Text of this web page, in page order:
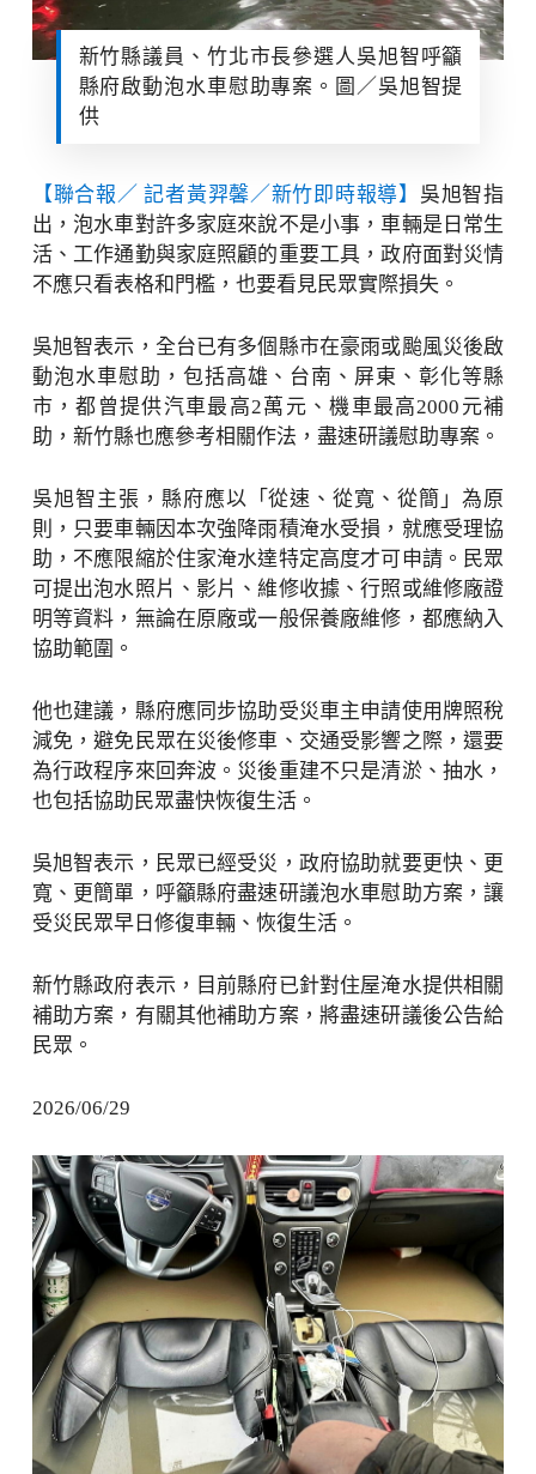
新竹縣議員、竹北市長參選人吳旭智呼籲
縣府啟動泡水車慰助專案。圖／吳旭智提
供
【聯合報／ 記者黃羿馨／新竹即時報導】 吳旭智指
出，泡水車對許多家庭來說不是小事，車輛是日常生
活、工作通勤與家庭照顧的重要工具，政府面對災情
不應只看表格和門檻，也要看見民眾實際損失。
吳旭智表示，全台已有多個縣市在豪雨或颱風災後啟
動泡水車慰助，包括高雄、台南、屏東、彰化等縣
市，都曾提供汽車最高2萬元、機車最高2000元補
助，新竹縣也應參考相關作法，盡速研議慰助專案。
吳旭智主張，縣府應以「從速、從寬、從簡」為原
則，只要車輛因本次強降雨積淹水受損，就應受理協
助，不應限縮於住家淹水達特定高度才可申請。民眾
可提出泡水照片、影片、維修收據、行照或維修廠證
明等資料，無論在原廠或一般保養廠維修，都應納入
協助範圍。
他也建議，縣府應同步協助受災車主申請使用牌照稅
減免，避免民眾在災後修車、交通受影響之際，還要
為行政程序來回奔波。災後重建不只是清淤、抽水，
也包括協助民眾盡快恢復生活。
吳旭智表示，民眾已經受災，政府協助就要更快、更
寬、更簡單，呼籲縣府盡速研議泡水車慰助方案，讓
受災民眾早日修復車輛、恢復生活。
新竹縣政府表示，目前縣府已針對住屋淹水提供相關
補助方案，有關其他補助方案，將盡速研議後公告給
民眾。
2026/06/29